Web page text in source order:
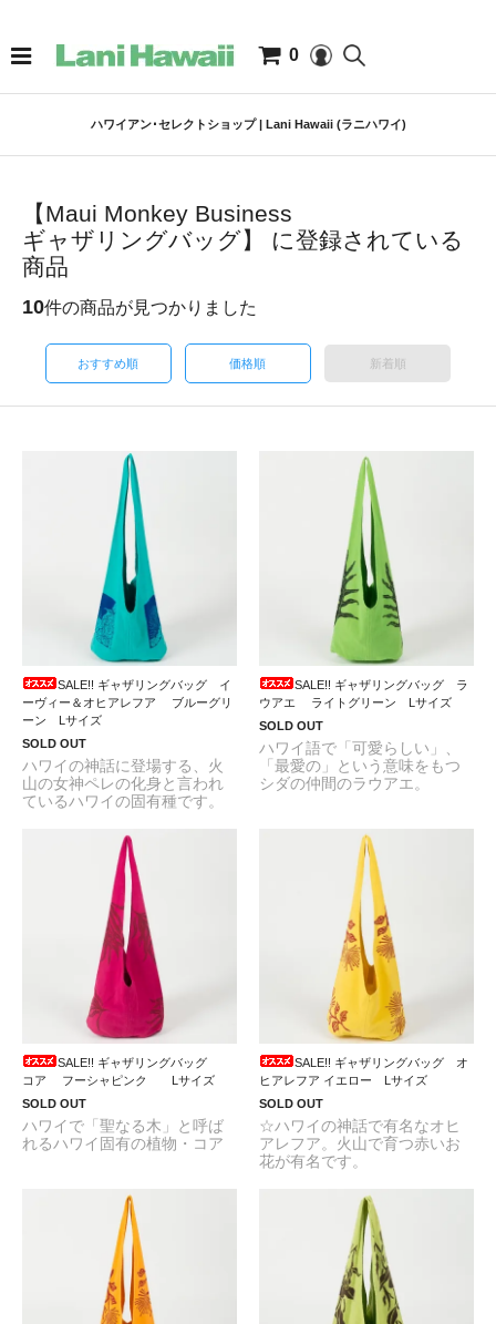
0
ハワイアン･セレクトショップ | Lani Hawaii (ラニハワイ)
【Maui Monkey Business
ギャザリングバッグ】 に登録されている
商品
10件の商品が見つかりました
おすすめ順 価格順 新着順
SALE!! ギャザリングバッグ イ
ーヴィー＆オヒアレフア ブルーグリ
ーン Lサイズ
SOLD OUT
ハワイの神話に登場する、火
山の女神ペレの化身と言われ
ているハワイの固有種です。
SALE!! ギャザリングバッグ ラ
ウアエ ライトグリーン Lサイズ
SOLD OUT
ハワイ語で「可愛らしい」、
「最愛の」という意味をもつ
シダの仲間のラウアエ。
SALE!! ギャザリングバッグ
コア フーシャピンク Lサイズ
SOLD OUT
ハワイで「聖なる木」と呼ば
れるハワイ固有の植物・コア
SALE!! ギャザリングバッグ オ
ヒアレフア イエロー Lサイズ
SOLD OUT
☆ハワイの神話で有名なオヒ
アレフア。火山で育つ赤いお
花が有名です。